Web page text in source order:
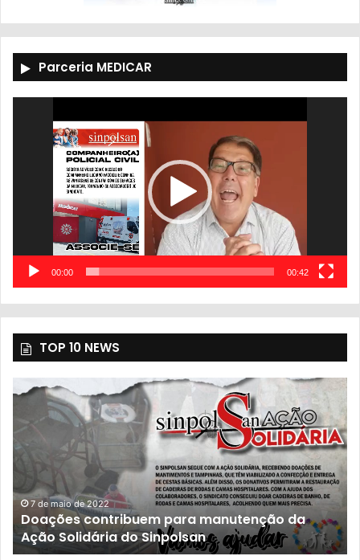
Parceria MEDICAR
00:00 00:42
TOP 10 NEWS
7 de maio de 2022
Doações contribuem para manutenção da
Ação Solidária do Sinpolsan